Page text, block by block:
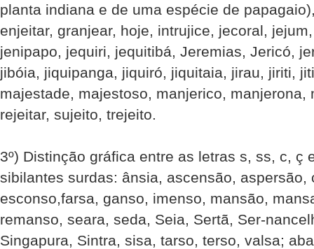
planta indiana e de uma espécie de
enjeitar, granjear, hoje, intrujice, jecoral,
jenipapo, jequiri, jequitibá, Jeremias, Jericó,
jibóia, jiquipanga, jiquiró, jiquitaia, jirau, jiriti,
majestade, majestoso, manjerico, manjerona,
rejeitar, sujeito, trejeito.
3º) Distinção gráfica entre as letras s, ss, c, ç
sibilantes surdas: ânsia, ascensão, aspersão,
esconso,farsa, ganso, imenso, mansão,
remanso, seara, seda, Seia, Sertã, Ser-
Singapura, Sintra, sisa, tarso, terso, valsa;